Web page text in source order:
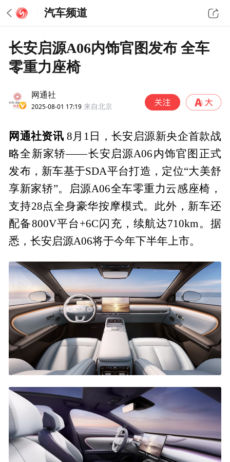
汽车频道
长安启源A06内饰官图发布 全车
零重力座椅
网通社
2025-08-01 17:19 来自北京
网通社资讯 8月1日，长安启源新央企首款战
略全新家轿——长安启源A06内饰官图正式
发布，新车基于SDA平台打造，定位“大美舒
享新家轿”。启源A06全车零重力云感座椅，
支持28点全身豪华按摩模式。此外，新车还
配备800V平台+6C闪充，续航达710km。据
悉，长安启源A06将于今年下半年上市。